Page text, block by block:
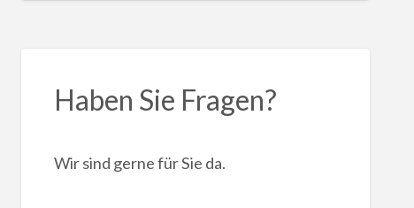
Haben Sie Fragen?
Wir sind gerne für Sie da.